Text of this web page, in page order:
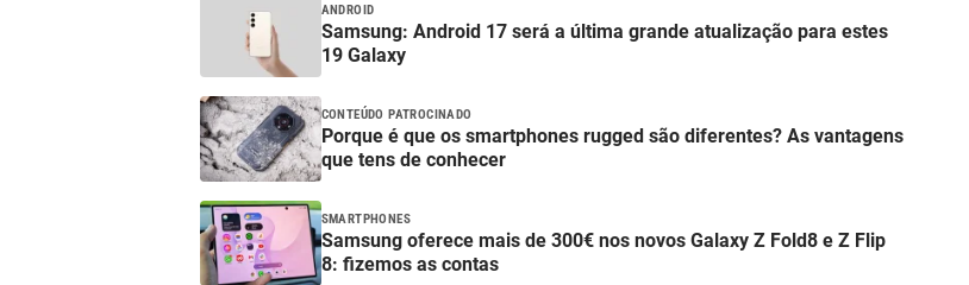
ANDROID
Samsung: Android 17 será a última grande atualização para estes
19 Galaxy
CONTEÚDO PATROCINADO
Porque é que os smartphones rugged são diferentes? As vantagens
que tens de conhecer
SMARTPHONES
Samsung oferece mais de 300€ nos novos Galaxy Z Fold8 e Z Flip
8: fizemos as contas